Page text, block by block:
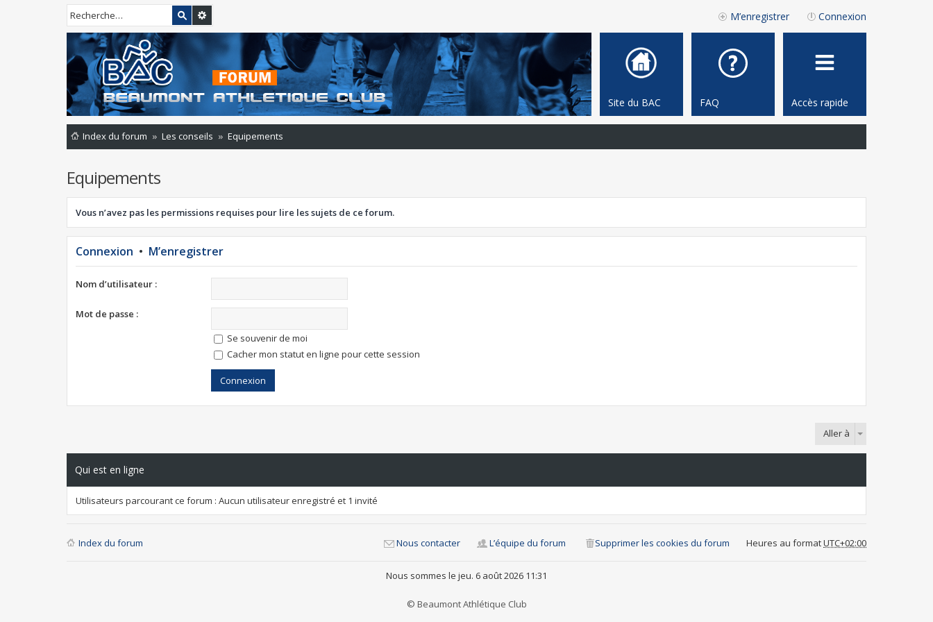
Connexion
M’enregistrer
Accès rapide
FAQ
Site du BAC
Index du forum Les conseils Equipements
Equipements
Vous n’avez pas les permissions requises pour lire les sujets de ce forum.
Connexion • M’enregistrer
Nom d’utilisateur :
Mot de passe :
Se souvenir de moi
Cacher mon statut en ligne pour cette session
Aller à
Qui est en ligne
Utilisateurs parcourant ce forum : Aucun utilisateur enregistré et 1 invité
Index du forum Heures au formatUTC+02:00
Supprimer les cookies du forum
L’équipe du forum
Nous contacter
Nous sommes le jeu. 6 août 2026 11:31
© Beaumont Athlétique Club